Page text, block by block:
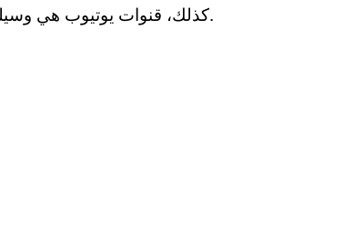
كذلك، قنوات يوتيوب هي وسيلة للترويج والدخل نجحت مع أغاني المهرجانات في مصر.